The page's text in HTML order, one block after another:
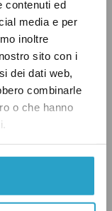
contenuti ed
media e per
inoltre
sito con i
dei dati web,
combinarle
o che hanno
su
sostitutivo»,
relazione del
valutare» se
raggiunto
in
della
che
in Italia per